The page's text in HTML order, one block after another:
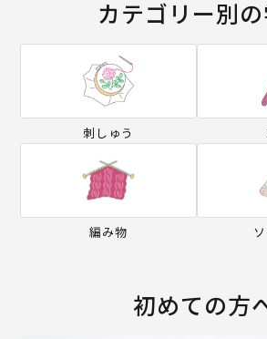
カテゴリー別
刺しゅう
編み物
初めての方